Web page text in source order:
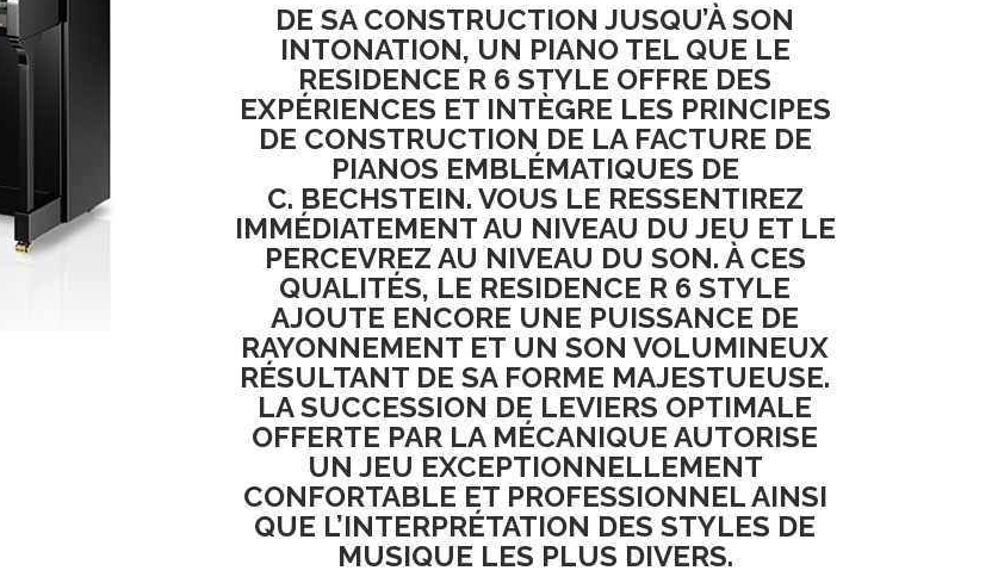
DE SA CONSTRUCTION JUSQU’À SON
INTONATION, UN PIANO TEL QUE LE
RESIDENCE R 6 STYLE OFFRE DES
EXPÉRIENCES ET INTÈGRE LES PRINCIPES
DE CONSTRUCTION DE LA FACTURE DE
PIANOS EMBLÉMATIQUES DE
C. BECHSTEIN. VOUS LE RESSENTIREZ
IMMÉDIATEMENT AU NIVEAU DU JEU ET LE
PERCEVREZ AU NIVEAU DU SON. À CES
QUALITÉS, LE RESIDENCE R 6 STYLE
AJOUTE ENCORE UNE PUISSANCE DE
RAYONNEMENT ET UN SON VOLUMINEUX
RÉSULTANT DE SA FORME MAJESTUEUSE.
LA SUCCESSION DE LEVIERS OPTIMALE
OFFERTE PAR LA MÉCANIQUE AUTORISE
UN JEU EXCEPTIONNELLEMENT
CONFORTABLE ET PROFESSIONNEL AINSI
QUE L’INTERPRÉTATION DES STYLES DE
MUSIQUE LES PLUS DIVERS.